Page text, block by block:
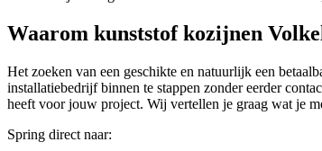
Waarom kunststof kozijnen
Het zoeken van een geschikte en natuurlijk een
installatiebedrijf binnen te stappen zonder eerder
heeft voor jouw project. Wij vertellen je graag wat je
Spring direct naar: